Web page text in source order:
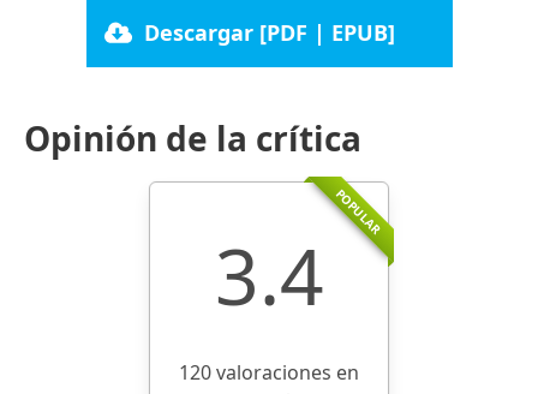
Descargar [PDF | EPUB]
Opinión de la crítica
POPULAR
3.4
120 valoraciones en